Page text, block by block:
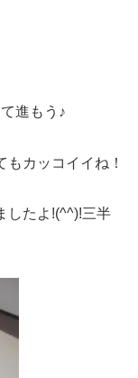
進もう♪
カッコイイね！
したよ!(^^)!三半